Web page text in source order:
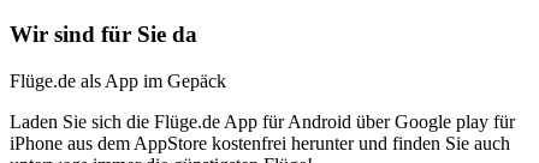
Wir sind für Sie da
Flüge.de als App im Gepäck
Laden Sie sich die Flüge.de App für Android über Google play für
iPhone aus dem AppStore kostenfrei herunter und finden Sie auch